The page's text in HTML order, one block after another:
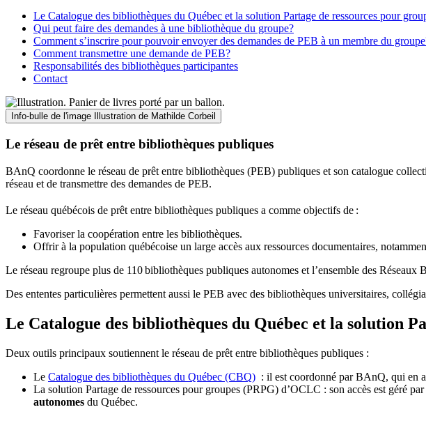
Le Catalogue des bibliothèques du Québec et la solution Partage de ressources pour
Qui peut faire des demandes à une bibliothèque du groupe?
Comment s’inscrire pour pouvoir envoyer des demandes de PEB à un membre du
Comment transmettre une demande de PEB?
Responsabilités des bibliothèques participantes
Contact
Info-bulle de l'image Illustration de Mathilde Corbeil
Le réseau de prêt entre bibliothèques publiques
BAnQ coordonne le réseau de prêt entre bibliothèques (PEB) publiques et son catalogue
réseau et de transmettre des demandes de PEB.
Le réseau québécois de prêt entre bibliothèques publiques a comme objectifs de :
Favoriser la coopération entre les bibliothèques.
Offrir à la population québécoise un large accès aux ressources documentaires,
Le réseau regroupe plus de 110bibliothèques publiques autonomes et l’ensemble des Réseaux
Des ententes particulières permettent aussi le PEB avec des bibliothèques universitaires,
Le Catalogue des bibliothèques du Québec et la solution
Deux outils principaux soutiennent le réseau de prêt entre bibliothèques publiques :
Le Catalogue des bibliothèques du Québec (CBQ) : il est coordonné par BAnQ, qui en
La solution Partage de ressources pour groupes (PRPG) d’OCLC : son accès est géré
autonomes du Québec.